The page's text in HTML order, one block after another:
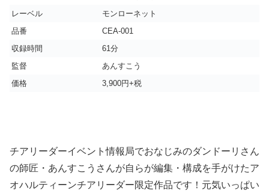
レーベル
モンローネット
品番
CEA-001
収録時間
61分
監督
あんすこう
価格
3,900円+税
チアリーダーイベント情報局でおなじみのダンドーリさん
の師匠・あんすこうさんが自らが編集・構成を手がけたア
オハルティーンチアリーダー限定作品です！元気いっぱい